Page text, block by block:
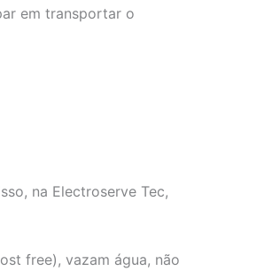
em transportar o
na Electroserve Tec,
free), vazam água, não